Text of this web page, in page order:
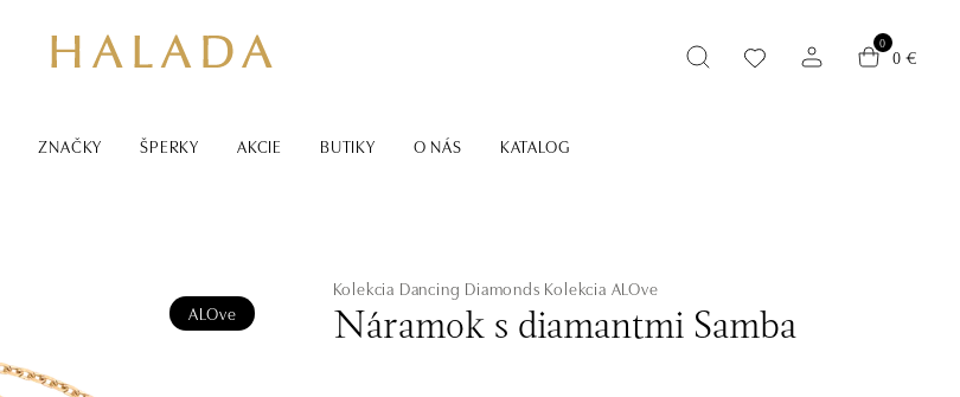
0
0 €
ZNAČKY ŠPERKY AKCIE BUTIKY O NÁS KATALOG
ALOve
Kolekcia Dancing Diamonds Kolekcia ALOve
Náramok s diamantmi Samba